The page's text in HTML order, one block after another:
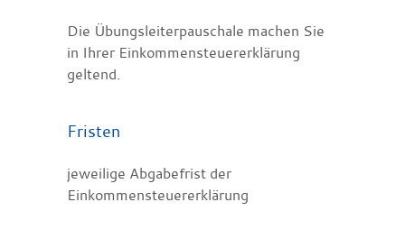
Die Übungsleiterpauschale machen Sie
in Ihrer Einkommensteuererklärung
geltend.
Fristen
jeweilige Abgabefrist der
Einkommensteuererklärung